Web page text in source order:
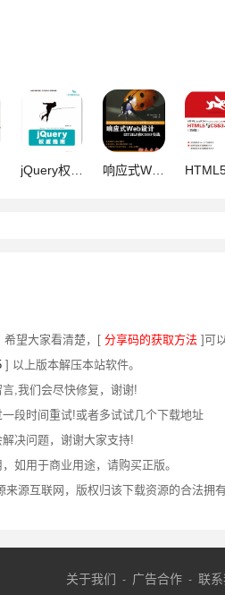
jQuery权威指南 中文 PDF版 [19.6M] 响应式Web设计：HTML5和CSS3实战 pdf版 HTML5与CSS3基础教程(第8版) PDF扫描版
希望大家看清楚，[ 分享码的获取方法 ]可
] 以上版本解压本站软件。
,我们会尽快修复，谢谢!
段时间重试!或者多试试几个下载地址
决问题，谢谢大家支持!
如用于商业用途，请购买正版。
来源互联网，版权归该下载资源的合法拥有
关于我们 - 广告合作 - 联系